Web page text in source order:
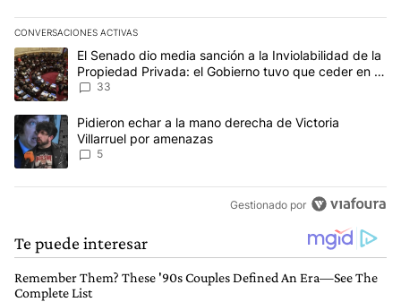
CONVERSACIONES ACTIVAS
Este listado muestra los artículos con más comentarios en los
Un artículo de tendencia con el título "El Senado dio media
El Senado dio media sanción a la Inviolabilidad de la
Propiedad Privada: el Gobierno tuvo que ceder en la
Ley del Manejo del Fuego
33
Un artículo de tendencia con el título "Pidieron echar a la mano
Pidieron echar a la mano derecha de Victoria
Villarruel por amenazas
5
Gestionado por